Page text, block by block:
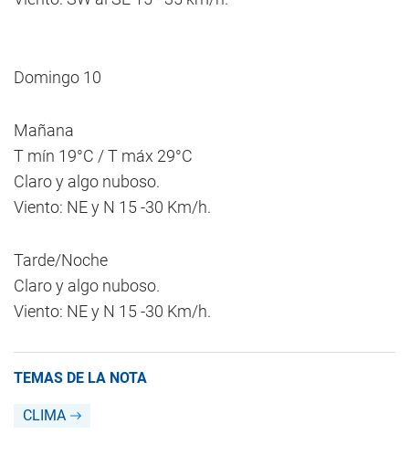
Domingo 10
Mañana
T mín 19°C / T máx 29°C
Claro y algo nuboso.
Viento: NE y N 15 -30 Km/h.
Tarde/Noche
Claro y algo nuboso.
Viento: NE y N 15 -30 Km/h.
TEMAS DE LA NOTA
CLIMA